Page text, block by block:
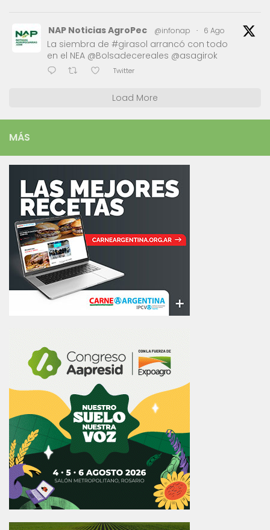
NAP Noticias AgroPec @infonap · 6 Ago
La siembra de #girasol arrancó con todo
en el NEA @Bolsadecereales @asagirok
Twitter
Load More
MÁS